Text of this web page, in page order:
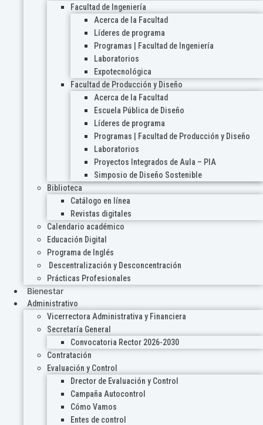
Facultad de Ingeniería
Acerca de la Facultad
Líderes de programa
Programas | Facultad de Ingeniería
Laboratorios
Expotecnológica
Facultad de Producción y Diseño
Acerca de la Facultad
Escuela Pública de Diseño
Líderes de programa
Programas | Facultad de Producción y Diseño
Laboratorios
Proyectos Integrados de Aula – PIA
Simposio de Diseño Sostenible
Biblioteca
Catálogo en línea
Revistas digitales
Calendario académico
Educación Digital
Programa de Inglés
Descentralización y Desconcentración
Prácticas Profesionales
Bienestar
Administrativo
Vicerrectora Administrativa y Financiera
Secretaría General
Convocatoria Rector 2026-2030
Contratación
Evaluación y Control
Drector de Evaluación y Control
Campaña Autocontrol
Cómo Vamos
Entes de control